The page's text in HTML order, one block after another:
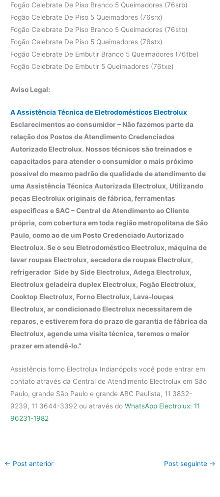
Fogão Celebrate De Piso Branco 5 Queimadores (76srb)
Fogão Celebrate De Piso 5 Queimadores (76srx)
Fogão Celebrate De Piso Branco 5 Queimadores (76stb)
Fogão Celebrate De Piso 5 Queimadores (76stx)
Fogão Celebrate De Embutir Branco 5 Queimadores (76tbe)
Fogão Celebrate De Embutir 5 Queimadores (76txe)
Aviso Legal:
A Assistência Técnica de Eletrodomésticos Electrolux
Esclarecimentos ao consumidor – Não fazemos parte da
relação dos Postos de Atendimento Credenciados
Autorizado Electrolux. Nossos técnicos são treinados e
capacitados para atender o consumidor o mais próximo
possível do mesmo padrão de qualidade de atendimento de
uma Assistência Técnica Autorizada Electrolux, Utilizando
peças Electrolux originais de fábrica, ferramentas
especificas e SAC – Central de Atendimento ao Cliente
própria, com cobertura em toda região metropolitana de São
Paulo, como ao de um Posto Credenciado Autorizado
Electrolux. Se o seu Eletrodoméstico Electrolux, máquina de
lavar roupas Electrolux, secadora de roupas Electrolux,
refrigerador Side by Side Electrolux, Adega Electrolux,
Electrolux geladeira duplex Electrolux, Fogão Electrolux,
Cooktop Electrolux, Forno Electrolux, Lava-louças
Electrolux, ar condicionado Electrolux necessitarem de
reparos, e estiverem fora do prazo de garantia de fábrica da
Electrolux, agende uma visita técnica, teremos o maior
prazer em atendê-lo.”
Assistência forno Electrolux Indianópolis você pode entrar em
contato através da Central de Atendimento Electrolux em São
Paulo, grande São Paulo e grande ABC Paulista, 11 3832-
9239, 11 3644-3392 ou através doWhatsApp Electrolux: 11
96231-1982
← Post anterior Post seguinte →